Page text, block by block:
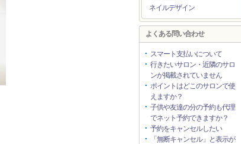
ネイルデザイン
よくある問い合わせ
スマート支払いについて
行きたいサロン・近隣のサロ
ンが掲載されていません
ポイントはどこのサロンで使
えますか？
子供や友達の分の予約も代理
でネット予約できますか？
予約をキャンセルしたい
「無断キャンセル」と表示が